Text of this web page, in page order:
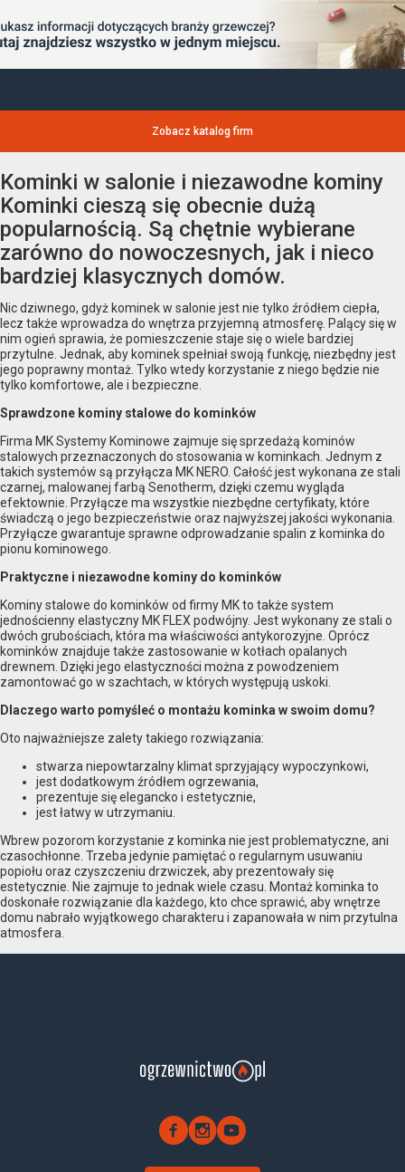
Zobacz katalog firm
Kominki w salonie i niezawodne kominy
Kominki cieszą się obecnie dużą
popularnością. Są chętnie wybierane
zarówno do nowoczesnych, jak i nieco
bardziej klasycznych domów.
Nic dziwnego, gdyż kominek w salonie jest nie tylko źródłem ciepła,
lecz także wprowadza do wnętrza przyjemną atmosferę. Palący się w
nim ogień sprawia, że pomieszczenie staje się o wiele bardziej
przytulne. Jednak, aby kominek spełniał swoją funkcję, niezbędny jest
jego poprawny montaż. Tylko wtedy korzystanie z niego będzie nie
tylko komfortowe, ale i bezpieczne.
Sprawdzone kominy stalowe do kominków
Firma MK Systemy Kominowe zajmuje się sprzedażą kominów
stalowych przeznaczonych do stosowania w kominkach. Jednym z
takich systemów są przyłącza MK NERO. Całość jest wykonana ze stali
czarnej, malowanej farbą Senotherm, dzięki czemu wygląda
efektownie. Przyłącze ma wszystkie niezbędne certyfikaty, które
świadczą o jego bezpieczeństwie oraz najwyższej jakości wykonania.
Przyłącze gwarantuje sprawne odprowadzanie spalin z kominka do
pionu kominowego.
Praktyczne i niezawodne kominy do kominków
Kominy stalowe do kominków od firmy MK to także system
jednościenny elastyczny MK FLEX podwójny. Jest wykonany ze stali o
dwóch grubościach, która ma właściwości antykorozyjne. Oprócz
kominków znajduje także zastosowanie w kotłach opalanych
drewnem. Dzięki jego elastyczności można z powodzeniem
zamontować go w szachtach, w których występują uskoki.
Dlaczego warto pomyśleć o montażu kominka w swoim domu?
Oto najważniejsze zalety takiego rozwiązania:
stwarza niepowtarzalny klimat sprzyjający wypoczynkowi,
jest dodatkowym źródłem ogrzewania,
prezentuje się elegancko i estetycznie,
jest łatwy w utrzymaniu.
Wbrew pozorom korzystanie z kominka nie jest problematyczne, ani
czasochłonne. Trzeba jedynie pamiętać o regularnym usuwaniu
popiołu oraz czyszczeniu drzwiczek, aby prezentowały się
estetycznie. Nie zajmuje to jednak wiele czasu. Montaż kominka to
doskonałe rozwiązanie dla każdego, kto chce sprawić, aby wnętrze
domu nabrało wyjątkowego charakteru i zapanowała w nim przytulna
atmosfera.